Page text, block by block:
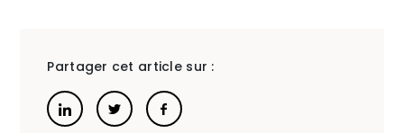
Linkedin
Partager cet article sur :